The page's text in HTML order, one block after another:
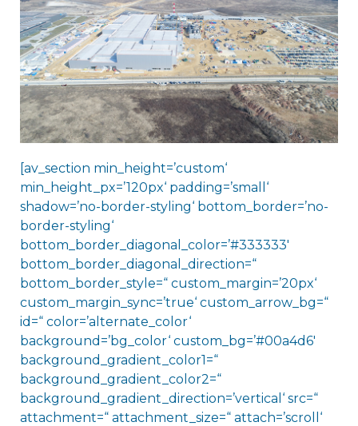
[av_section min_height=’custom‘
min_height_px=’120px‘ padding=’small‘
shadow=’no-border-styling‘ bottom_border=’no-
border-styling‘
bottom_border_diagonal_color=’#333333′
bottom_border_diagonal_direction=“
bottom_border_style=“ custom_margin=’20px‘
custom_margin_sync=’true‘ custom_arrow_bg=“
id=“ color=’alternate_color‘
background=’bg_color‘ custom_bg=’#00a4d6′
background_gradient_color1=“
background_gradient_color2=“
background_gradient_direction=’vertical‘ src=“
attachment=“ attachment_size=“ attach=’scroll‘